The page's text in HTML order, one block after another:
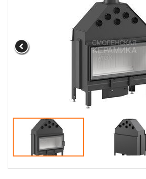
Галерея объектов